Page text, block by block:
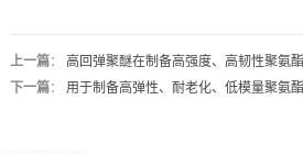
上一篇： 高回弹聚醚在制备高强度、高韧性聚氨
下一篇： 用于制备高弹性、耐老化、低模量聚氨